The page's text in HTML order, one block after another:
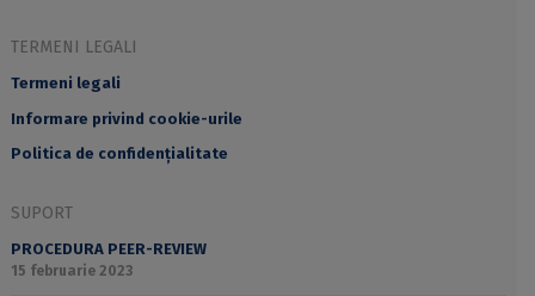
TERMENI LEGALI
Termeni legali
Informare privind cookie-urile
Politica de confidențialitate
SUPORT
PROCEDURA PEER-REVIEW
15 februarie 2023